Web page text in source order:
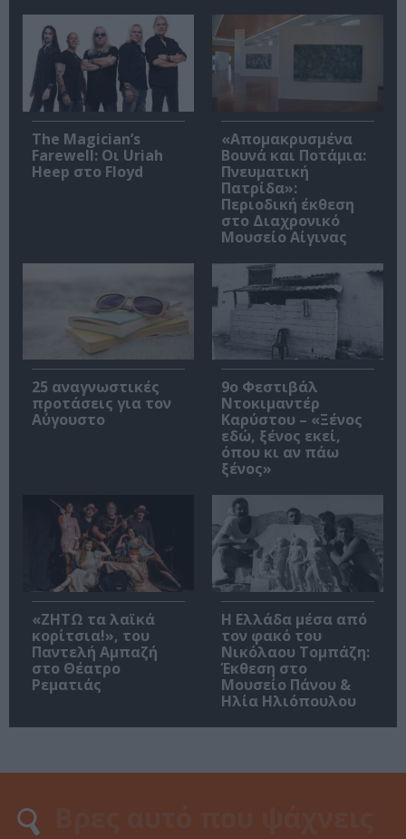
The Magician’s
Farewell: Οι Uriah
Heep στο Floyd
«Απομακρυσμένα
Βουνά και Ποτάμια:
Πνευματική
Πατρίδα»:
Περιοδική έκθεση
στο Διαχρονικό
Μουσείο Αίγινας
25 αναγνωστικές
προτάσεις για τον
Αύγουστο
9ο Φεστιβάλ
Ντοκιμαντέρ
Καρύστου – «Ξένος
εδώ, ξένος εκεί,
όπου κι αν πάω
ξένος»
«ΖΗΤΩ τα λαϊκά
κορίτσια!», του
Παντελή Αμπαζή
στο Θέατρο
Ρεματιάς
Η Ελλάδα μέσα από
τον φακό του
Νικόλαου Τομπάζη:
Έκθεση στο
Μουσείο Πάνου &
Ηλία Ηλιόπουλου